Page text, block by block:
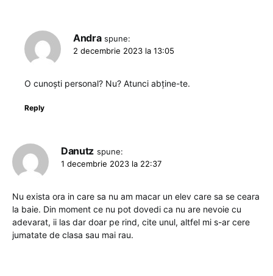
Andra spune:
2 decembrie 2023 la 13:05
O cunoști personal? Nu? Atunci abține-te.
Reply
Danutz spune:
1 decembrie 2023 la 22:37
Nu exista ora in care sa nu am macar un elev care sa se ceara
la baie. Din moment ce nu pot dovedi ca nu are nevoie cu
adevarat, ii las dar doar pe rind, cite unul, altfel mi s-ar cere
jumatate de clasa sau mai rau.